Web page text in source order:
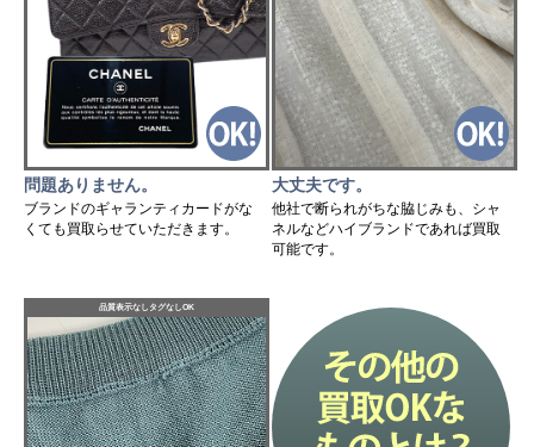
問題ありません。
ブランドのギャランティカードがな
くても買取らせていただきます。
大丈夫です。
他社で断られがちな脇じみも、シャ
ネルなどハイブランドであれば買取
可能です。
品質表示なしタグなしOK